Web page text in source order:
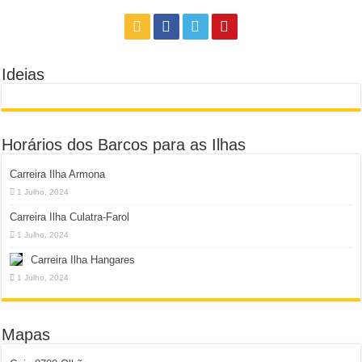
Ideias
Horários dos Barcos para as Ilhas
Carreira Ilha Armona
1 Julho, 2024
Carreira Ilha Culatra-Farol
1 Julho, 2024
Carreira Ilha Hangares
1 Julho, 2024
Mapas